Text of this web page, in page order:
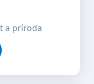
a príroda